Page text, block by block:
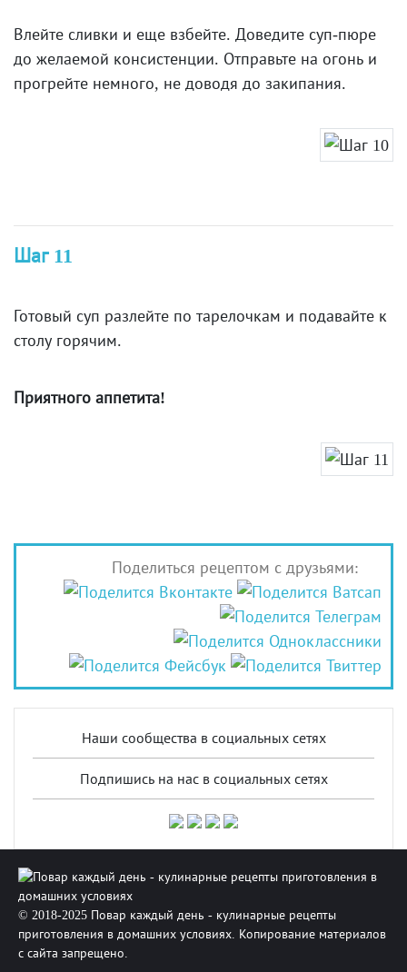
Влейте сливки и еще взбейте. Доведите суп-пюре
до желаемой консистенции. Отправьте на огонь и
прогрейте немного, не доводя до закипания.
Шаг 11
Готовый суп разлейте по тарелочкам и подавайте к
столу горячим.
Приятного аппетита!
Поделиться рецептом с друзьями:
Наши сообщества в социальных сетях
Подпишись на нас в социальных сетях
© 2018-2025 Повар каждый день - кулинарные рецепты
приготовления в домашних условиях. Копирование материалов
с сайта запрещено.